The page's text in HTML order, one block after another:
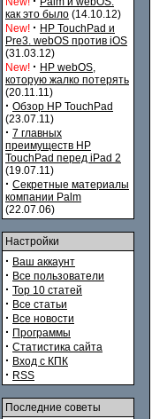
как это было (14.10.12)
New! · HP TouchPad и
Pre3. webOS против iOS
(31.03.12)
New! · HP webOS,
которую жалко потерять
(20.11.11)
· Обзор HP TouchPad
(23.07.11)
· 7 главных
преимуществ HP
TouchPad перед iPad 2
(19.07.11)
· Секретные материалы
компании Palm
(22.07.06)
Настройки
· Ваш аккаунт
· Все пользователи
· Top 10 статей
· Все статьи
· Все новости
· Программы
· Статистика сайта
· Вход с КПК
· RSS
Последние советы